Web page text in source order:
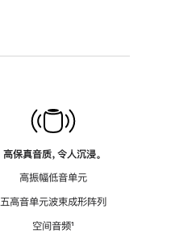
高保真音质，令人沉浸。
高振幅低音单元
五高音单元波束成形阵列
空间音频脚
¹